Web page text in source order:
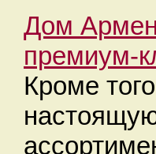
Дом
премиум-
Кроме